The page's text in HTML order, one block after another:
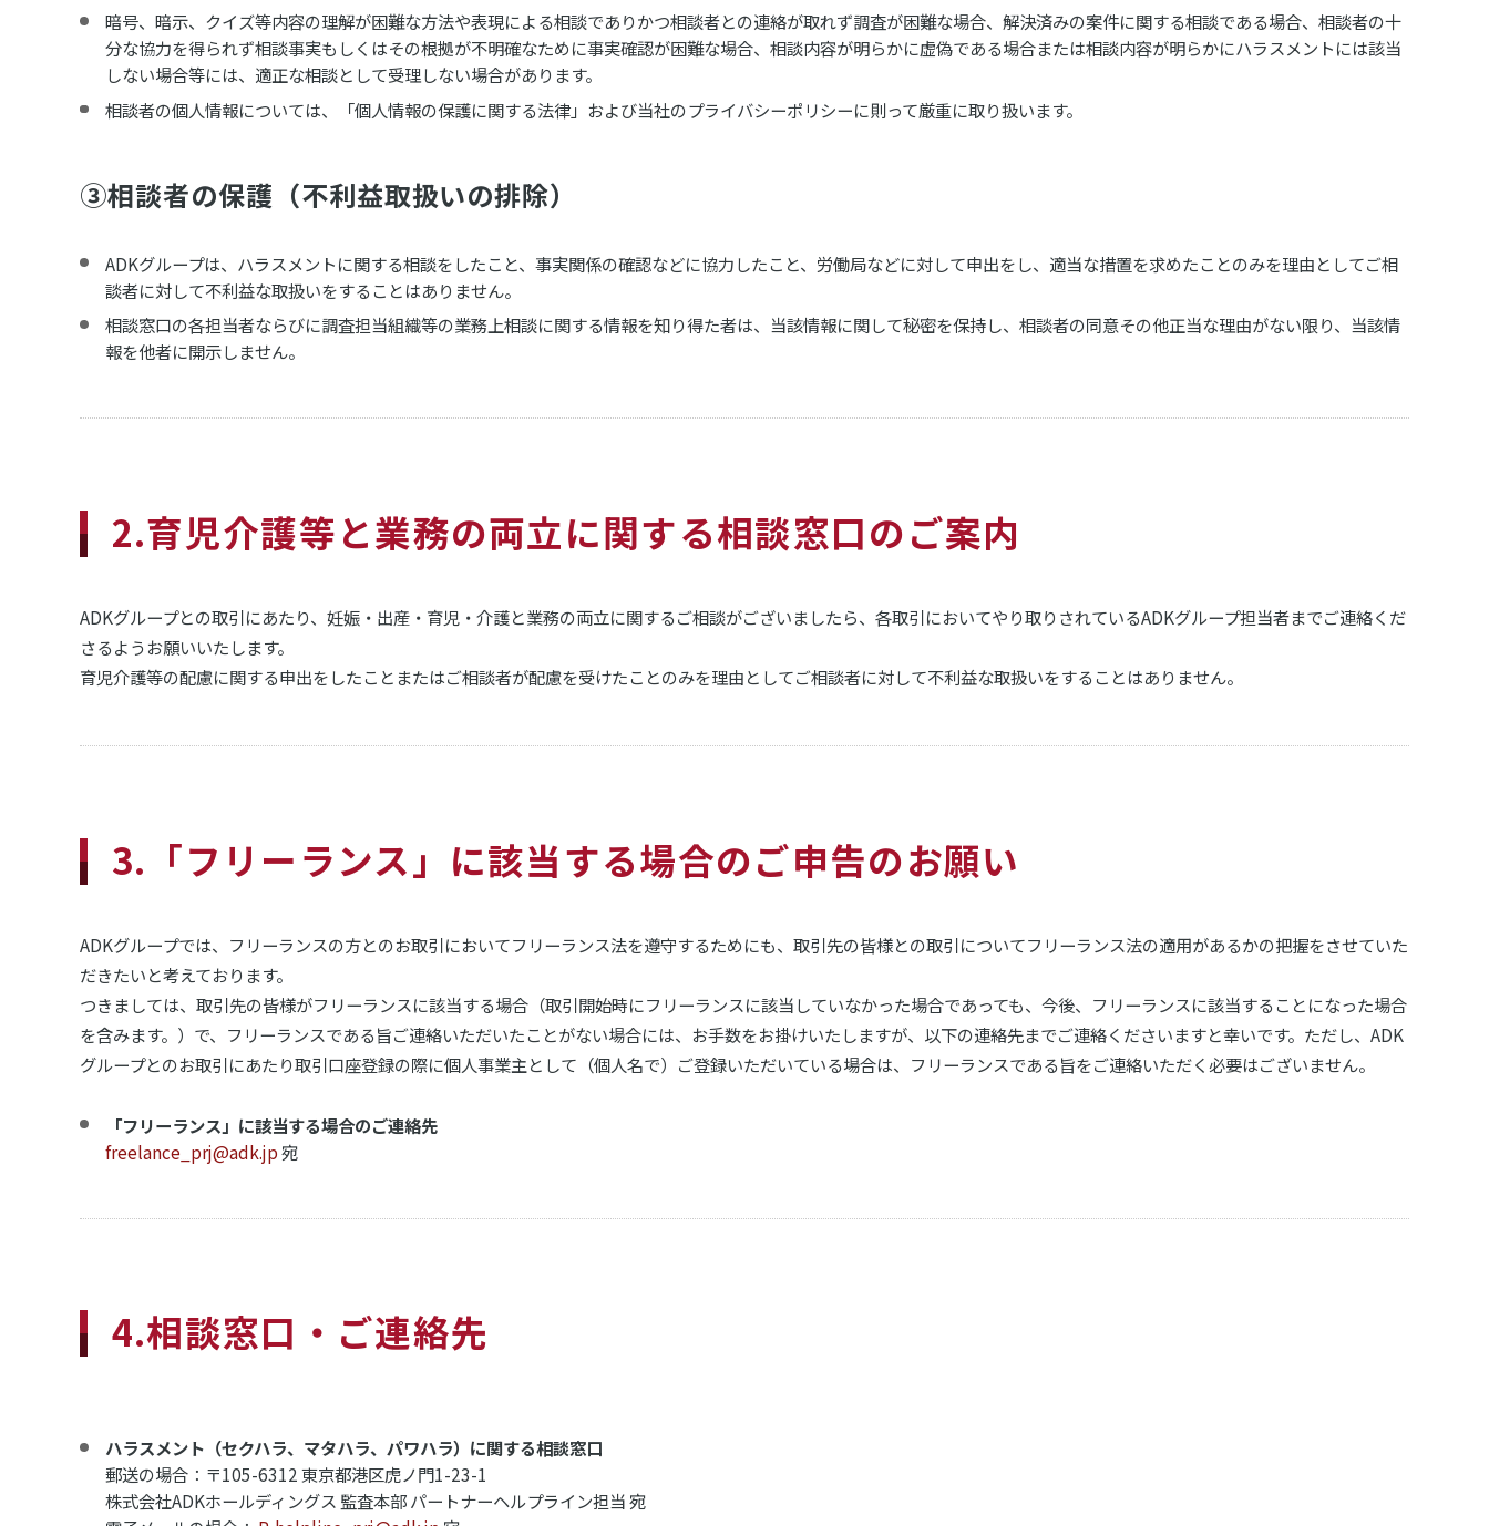
暗号、暗示、クイズ等内容の理解が困難な方法や表現による相談でありかつ相談者との連絡が取れず調査が困難な場合、解決済みの案件に関する相談である場合、相談者の十
分な協力を得られず相談事実もしくはその根拠が不明確なために事実確認が困難な場合、相談内容が明らかに虚偽である場合または相談内容が明らかにハラスメントには該当
しない場合等には、適正な相談として受理しない場合があります。
相談者の個人情報については、「個人情報の保護に関する法律」および当社のプライバシーポリシーに則って厳重に取り扱います。
③相談者の保護（不利益取扱いの排除）
ADKグループは、ハラスメントに関する相談をしたこと、事実関係の確認などに協力したこと、労働局などに対して申出をし、適当な措置を求めたことのみを理由としてご相
談者に対して不利益な取扱いをすることはありません。
相談窓口の各担当者ならびに調査担当組織等の業務上相談に関する情報を知り得た者は、当該情報に関して秘密を保持し、相談者の同意その他正当な理由がない限り、当該情
報を他者に開示しません。
2.育児介護等と業務の両立に関する相談窓口のご案内
ADKグループとの取引にあたり、妊娠・出産・育児・介護と業務の両立に関するご相談がございましたら、各取引においてやり取りされているADKグループ担当者までご連絡くだ
さるようお願いいたします。
育児介護等の配慮に関する申出をしたことまたはご相談者が配慮を受けたことのみを理由としてご相談者に対して不利益な取扱いをすることはありません。
3.「フリーランス」に該当する場合のご申告のお願い
ADKグループでは、フリーランスの方とのお取引においてフリーランス法を遵守するためにも、取引先の皆様との取引についてフリーランス法の適用があるかの把握をさせていた
だきたいと考えております。
つきましては、取引先の皆様がフリーランスに該当する場合（取引開始時にフリーランスに該当していなかった場合であっても、今後、フリーランスに該当することになった場合
を含みます。）で、フリーランスである旨ご連絡いただいたことがない場合には、お手数をお掛けいたしますが、以下の連絡先までご連絡くださいますと幸いです。ただし、ADK
グループとのお取引にあたり取引口座登録の際に個人事業主として（個人名で）ご登録いただいている場合は、フリーランスである旨をご連絡いただく必要はございません。
「フリーランス」に該当する場合のご連絡先
freelance_prj@adk.jp宛
4.相談窓口・ご連絡先
ハラスメント（セクハラ、マタハラ、パワハラ）に関する相談窓口
郵送の場合：〒105-6312 東京都港区虎ノ門1-23-1
株式会社ADKホールディングス 監査本部 パートナーヘルプライン担当 宛